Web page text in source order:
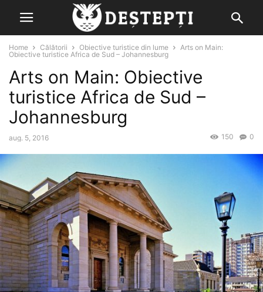
Home Călătorii Obiective turistice din lume
Arts on Main:
Obiective turistice Africa de Sud – Johannesburg
Arts on Main: Obiective
turistice Africa de Sud –
Johannesburg
aug. 5, 2016 0
150